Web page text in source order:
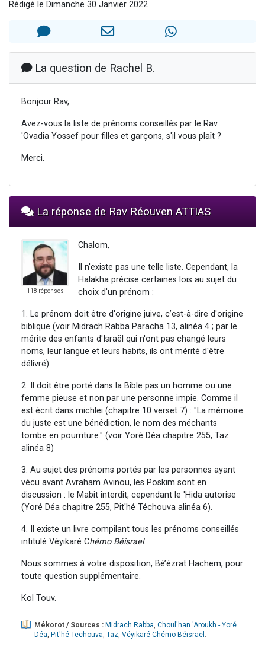
Il reste 49 places pour étudier en groupe sur Zoom
Nathaniel vient de donner son Maasser
4 personnes viennent de nous rejoindre sur WhatsApp
Rédigé le Dimanche 30 Janvier 2022
La question de Rachel B.
Bonjour Rav,
Avez-vous la liste de prénoms conseillés par le Rav
'Ovadia Yossef pour filles et garçons, s'il vous plaît ?
Merci.
La réponse de Rav Réouven ATTIAS
118 réponses
Chalom,
Il n'existe pas une telle liste. Cependant, la
Halakha précise certaines lois au sujet du
choix d'un prénom :
1. Le prénom doit être d'origine juive, c’est-à-dire d'origine
biblique (voir Midrach Rabba Paracha 13, alinéa 4 ; par le
mérite des enfants d'Israël qui n'ont pas changé leurs
noms, leur langue et leurs habits, ils ont mérité d'être
délivré).
2. Il doit être porté dans la Bible pas un homme ou une
femme pieuse et non par une personne impie. Comme il
est écrit dans michlei (chapitre 10 verset 7) : "La mémoire
du juste est une bénédiction, le nom des méchants
tombe en pourriture." (voir Yoré Déa chapitre 255, Taz
alinéa 8)
3. Au sujet des prénoms portés par les personnes ayant
vécu avant Avraham Avinou, les Poskim sont en
discussion : le Mabit interdit, cependant le 'Hida autorise
(Yoré Déa chapitre 255, Pit'hé Téchouva alinéa 6).
4. Il existe un livre compilant tous les prénoms conseillés
intitulé Véyikaré Chémo Béisrael.
Nous sommes à votre disposition, Bé’ézrat Hachem, pour
toute question supplémentaire.
Kol Touv.
Mékorot / Sources : Midrach Rabba, Choul'han 'Aroukh - Yoré
Déa, Pit'hé Techouva, Taz, Véyikaré Chémo Béisraël .